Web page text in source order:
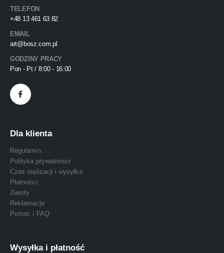
TELEFON
+48 13 461 63 82
EMAIL
art@bosz.com.pl
GODZINY PRACY
Pon - Pt / 8:00 - 16:00
Dla klienta
Regulamin
Polityka prywatności
Czas realizacji i wysyłka
Płatności
Zwroty
Reklamacje
Pomoc i FAQ
Wysyłka i płatność